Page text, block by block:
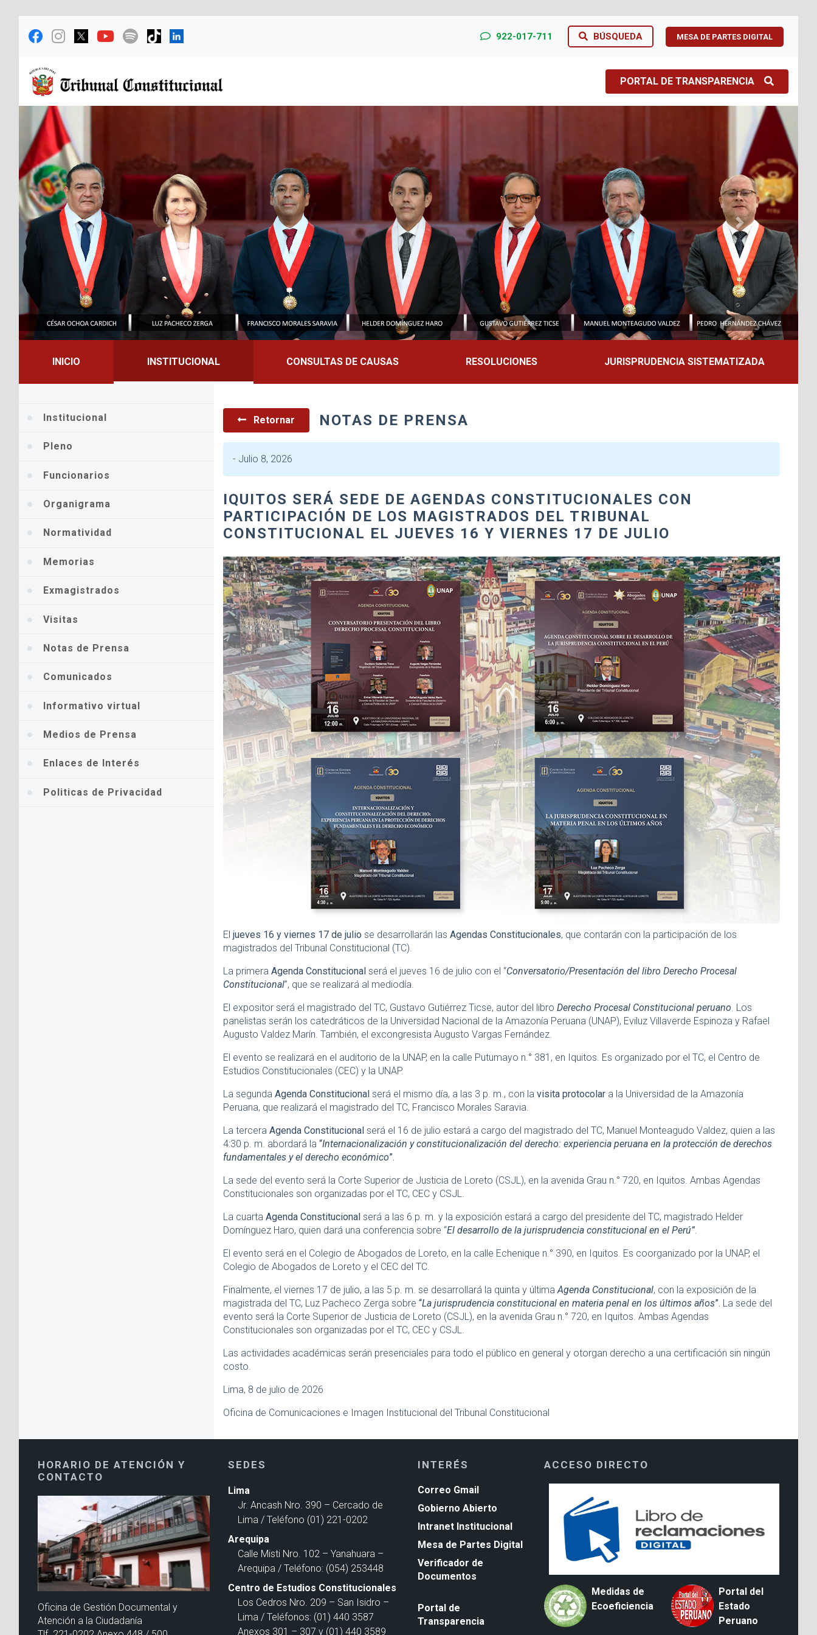
922-017-711 BÚSQUEDA MESA DE PARTES DIGITAL
PORTAL DE TRANSPARENCIA
Previous Next
INICIO INSTITUCIONAL CONSULTAS DE CAUSAS RESOLUCIONES JURISPRUDENCIA SISTEMATIZADA
Institucional
Pleno
Funcionarios
Organigrama
Normatividad
Memorias
Exmagistrados
Visitas
Notas de Prensa
Comunicados
Informativo virtual
Medios de Prensa
Enlaces de Interés
Politicas de Privacidad
Retornar NOTAS DE PRENSA
- Julio 8, 2026
IQUITOS SERÁ SEDE DE AGENDAS CONSTITUCIONALES CON
PARTICIPACIÓN DE LOS MAGISTRADOS DEL TRIBUNAL
CONSTITUCIONAL EL JUEVES 16 Y VIERNES 17 DE JULIO
El jueves 16 y viernes 17 de julio se desarrollarán las Agendas Constitucionales, que contarán con la participación de los
magistrados del Tribunal Constitucional (TC).
La primera Agenda Constitucionalserá el jueves 16 de julio con el “Conversatorio/Presentación del libro Derecho Procesal
Constitucional”, que se realizará al mediodía.
El expositor será el magistrado del TC, Gustavo Gutiérrez Ticse, autor del libro Derecho Procesal Constitucional peruano. Los
panelistas serán los catedráticos de la Universidad Nacional de la Amazonía Peruana (UNAP), Eviluz Villaverde Espinoza y Rafael
Augusto Valdez Marín. También, el excongresista Augusto Vargas Fernández.
El evento se realizará en el auditorio de la UNAP, en la calle Putumayo n.° 381, en Iquitos. Es organizado por el TC, el Centro de
Estudios Constitucionales (CEC) y la UNAP.
La segunda Agenda Constitucionalserá el mismo día, a las 3 p. m., con la visita protocolara la Universidad de la Amazonía
Peruana, que realizará el magistrado del TC, Francisco Morales Saravia.
La tercera Agenda Constitucional será el 16 de julio estará a cargo del magistrado del TC, Manuel Monteagudo Valdez, quien a las
4:30 p. m. abordará la “Internacionalización y constitucionalización del derecho: experiencia peruana en la protección de derechos
fundamentales y el derecho económico”.
La sede del evento será la Corte Superior de Justicia de Loreto (CSJL), en la avenida Grau n.° 720, en Iquitos. Ambas Agendas
Constitucionales son organizadas por el TC, CEC y CSJL.
La cuarta Agenda Constitucional será a las 6 p. m. y la exposición estará a cargo del presidente del TC, magistrado Helder
Domínguez Haro, quien dará una conferencia sobre “El desarrollo de la jurisprudencia constitucional en el Perú”.
El evento será en el Colegio de Abogados de Loreto, en la calle Echenique n.° 390, en Iquitos. Es coorganizado por la UNAP, el
Colegio de Abogados de Loreto y el CEC del TC.
Finalmente, el viernes 17 de julio, a las 5 p. m. se desarrollará la quinta y últimaAgenda Constitucional, con la exposición de la
magistrada del TC, Luz Pacheco Zerga sobre “La jurisprudencia constitucional en materia penal en los últimos años”. La sede del
evento será la Corte Superior de Justicia de Loreto (CSJL), en la avenida Grau n.° 720, en Iquitos. Ambas Agendas
Constitucionales son organizadas por el TC, CEC y CSJL.
Las actividades académicas serán presenciales para todo el público en general y otorgan derecho a una certificación sin ningún
costo.
Lima, 8 de julio de 2026
Oficina de Comunicaciones e Imagen Institucional del Tribunal Constitucional
HORARIO DE ATENCIÓN Y
CONTACTO
Oficina de Gestión Documental y
Atención a la Ciudadanía
SEDES
Lima
Jr. Ancash Nro. 390 – Cercado de
Lima / Teléfono (01) 221-0202
Arequipa
Calle Misti Nro. 102 – Yanahuara –
Arequipa / Teléfono: (054) 253448
Centro de Estudios Constitucionales
Los Cedros Nro. 209 – San Isidro –
Lima / Teléfonos: (01) 440 3587
Anexos 301 – 307 y (01) 440 3589
INTERÉS
Correo Gmail
Gobierno Abierto
Intranet Institucional
Mesa de Partes Digital
Verificador de
Documentos
Portal de
Transparencia
ACCESO DIRECTO
Medidas de
Ecoeficiencia
Portal del
Estado
Peruano